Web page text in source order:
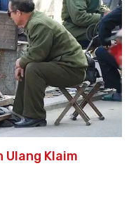
Ulang Klaim